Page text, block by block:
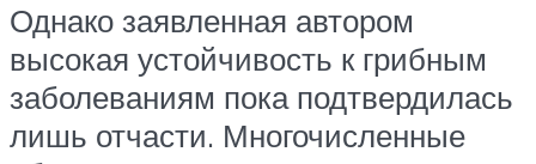
Однако заявленная автором
высокая устойчивость к грибным
заболеваниям пока подтвердилась
лишь отчасти. Многочисленные